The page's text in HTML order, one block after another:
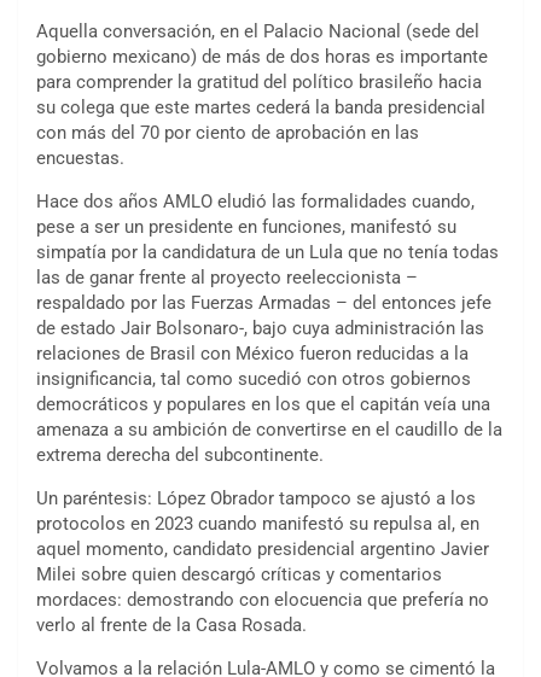
Aquella conversación, en el Palacio Nacional (sede del
gobierno mexicano) de más de dos horas es importante
para comprender la gratitud del político brasileño hacia
su colega que este martes cederá la banda presidencial
con más del 70 por ciento de aprobación en las
encuestas.
Hace dos años AMLO eludió las formalidades cuando,
pese a ser un presidente en funciones, manifestó su
simpatía por la candidatura de un Lula que no tenía todas
las de ganar frente al proyecto reeleccionista –
respaldado por las Fuerzas Armadas – del entonces jefe
de estado Jair Bolsonaro-, bajo cuya administración las
relaciones de Brasil con México fueron reducidas a la
insignificancia, tal como sucedió con otros gobiernos
democráticos y populares en los que el capitán veía una
amenaza a su ambición de convertirse en el caudillo de la
extrema derecha del subcontinente.
Un paréntesis: López Obrador tampoco se ajustó a los
protocolos en 2023 cuando manifestó su repulsa al, en
aquel momento, candidato presidencial argentino Javier
Milei sobre quien descargó críticas y comentarios
mordaces: demostrando con elocuencia que prefería no
verlo al frente de la Casa Rosada.
Volvamos a la relación Lula-AMLO y como se cimentó la